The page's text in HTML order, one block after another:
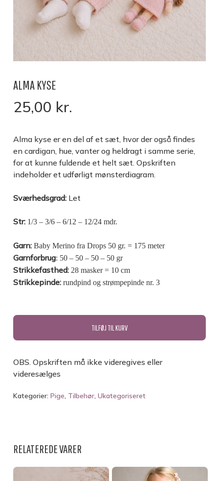
ALMA KYSE
25,00 kr.
Alma kyse er en del af et sæt, hvor der også findes
en cardigan, hue, vanter og heldragt i samme serie,
for at kunne fuldende et helt sæt. Opskriften
indeholder et udførligt mønsterdiagram.
Sværhedsgrad:Let
Str: 1/3 – 3/6– 6/12 – 12/24 mdr.
Garn: Baby Merino fra Drops 50 gr. = 175meter
Garnforbrug: 50 – 50 – 50 – 50 gr
Strikkefasthed:28 masker = 10 cm
Strikkepinde: rundpind og strømpepinde nr. 3
TILFØJ TIL KURV
OBS. Opskriften må ikke videregives eller
videresælges
Kategorier: Pige, Tilbehør, Ukategoriseret
RELATEREDE VARER